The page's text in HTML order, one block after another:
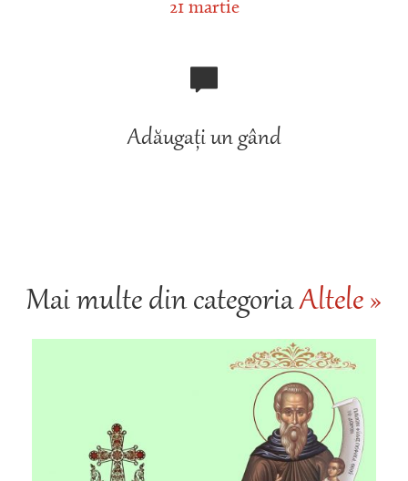
21 martie
Adăugați un gând
Mai multe din categoriaAltele »